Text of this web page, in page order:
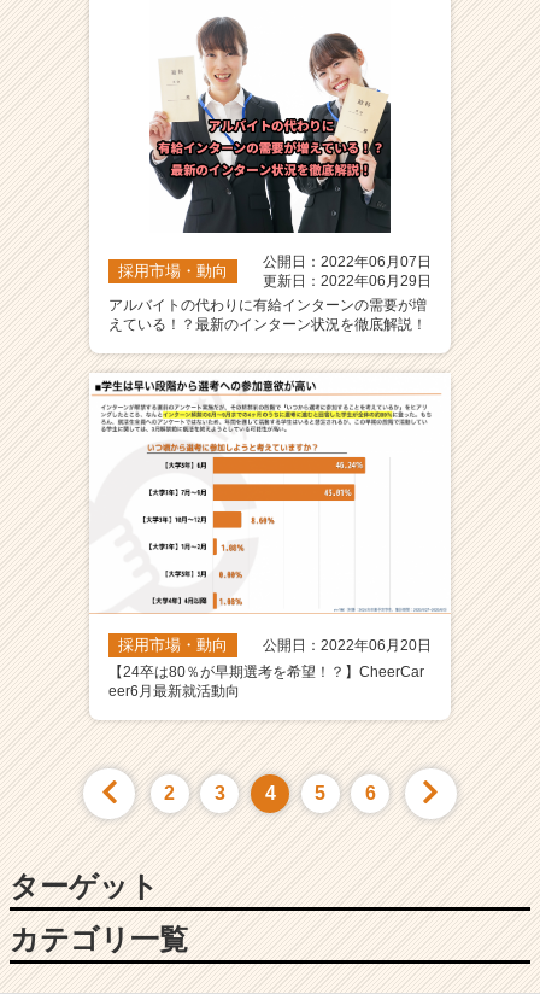
採用市場・動向
公開日：2022年06月07日
更新日：2022年06月29日
アルバイトの代わりに有給インターンの需要が増
えている！？最新のインターン状況を徹底解説！
採用市場・動向
公開日：2022年06月20日
【24卒は80％が早期選考を希望！？】CheerCar
eer6月最新就活動向
2 3 4 5 6
ターゲット
カテゴリ一覧